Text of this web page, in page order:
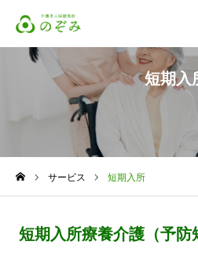
短期入
サービス 短期入所
短期入所療養介護（予防
営業時間
イベント
サービス